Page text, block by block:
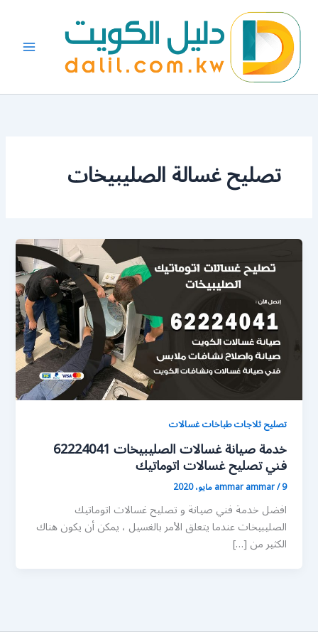
المحتوى
تصليح غسالة الصليبيخات
تصليح ثلاجات طباخات غسالات
خدمة صيانة غسالات الصليبيخات 62224041
فني تصليح غسالات اتوماتيك
ammar ammar/9 مايو، 2020
افضل خدمة فني صيانة و تصليح غسالات اتوماتيك
الصليبيخات عندما يتعلق الأمر بالغسيل ، يمكن أن يكون هناك
الكثير من […]